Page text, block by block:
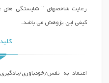
رعایت شاخصهای " شایستگی های
کیفی این پژوهش می باشد.
اعتماد به نفس/خودباوری/